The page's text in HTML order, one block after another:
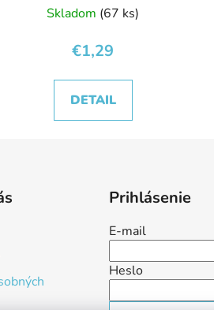
Skladom (67 ks)
€1,29
DETAIL
Prihlásenie
E-mail
Heslo